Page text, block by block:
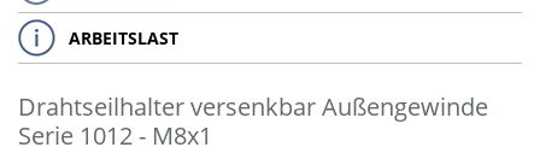
ARBEITSLAST
Drahtseilhalter versenkbar Außengewinde
Serie 1012 - M8x1